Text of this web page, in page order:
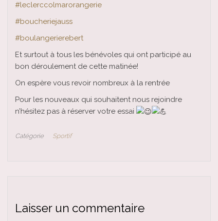
#leclerccolmarorangerie
#boucheriejauss
#boulangerierebert
Et surtout à tous les bénévoles qui ont participé au
bon déroulement de cette matinée!
On espère vous revoir nombreux à la rentrée
Pour les nouveaux qui souhaitent nous rejoindre
n’hésitez pas à réserver votre essai
Catégorie Sportif
Laisser un commentaire